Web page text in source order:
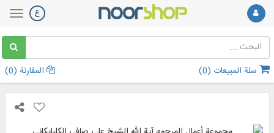
سلة المبيعات (0
) المقارنة (0
)